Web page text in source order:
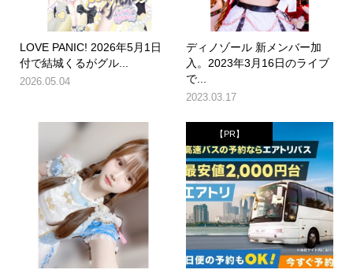
LOVE PANIC! 2026年5月1日
付で結城くるがグル...
2026.05.04
ディノゾール 新メンバー加
入。2023年3月16日のライブ
で...
2023.03.17
【PR】